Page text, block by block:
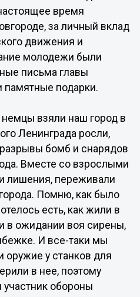
время
за личный вклад
движения и
молодежи были
письма главы
памятные подарки.
взяли наш город в
Ленинграда росли,
бомб и снарядов
Вместе со взрослыми
лишения, переживали
Помню, как было
есть, как жили в
в ожидании воя сирены,
И все-таки мы
оружие у станков для
в нее, поэтому
участник обороны